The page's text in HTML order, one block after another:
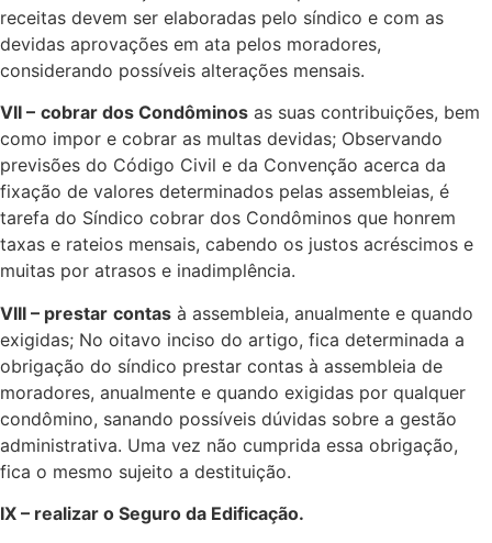
receitas devem ser elaboradas pelo síndico e com as
devidas aprovações em ata pelos moradores,
considerando possíveis alterações mensais.
VII – cobrar dos Condôminos as suas contribuições, bem
como impor e cobrar as multas devidas; Observando
previsões do Código Civil e da Convenção acerca da
fixação de valores determinados pelas assembleias, é
tarefa do Síndico cobrar dos Condôminos que honrem
taxas e rateios mensais, cabendo os justos acréscimos e
muitas por atrasos e inadimplência.
VIII – prestar contas à assembleia, anualmente e quando
exigidas; No oitavo inciso do artigo, fica determinada a
obrigação do síndico prestar contas à assembleia de
moradores, anualmente e quando exigidas por qualquer
condômino, sanando possíveis dúvidas sobre a gestão
administrativa. Uma vez não cumprida essa obrigação,
fica o mesmo sujeito a destituição.
IX – realizar o Seguro da Edificação.